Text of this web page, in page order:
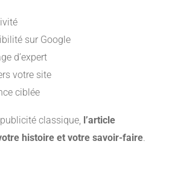
sur Google
d’expert
votre site
ciblée
classique, l’article
histoire et votre savoir-faire.